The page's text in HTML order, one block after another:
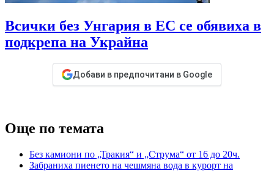
Всички без Унгария в ЕС се обявиха в
подкрепа на Украйна
Добави в предпочитани в Google
Още по темата
Без камиони по „Тракия“ и „Струма“ от 16 до 20ч.
Забраниха пиенето на чешмяна вода в курорт на